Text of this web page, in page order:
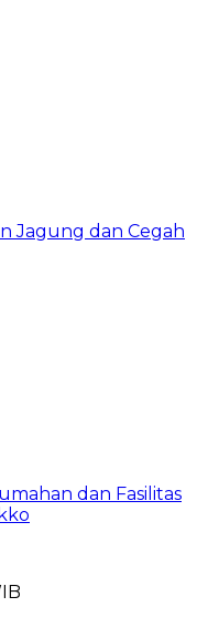
Jagung dan Cegah
dan Fasilitas